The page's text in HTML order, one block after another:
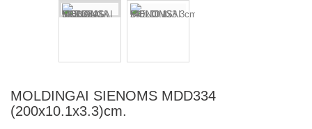
MOLDINGAI SIENOMS MDD334
(200x10.1x3.3)cm.